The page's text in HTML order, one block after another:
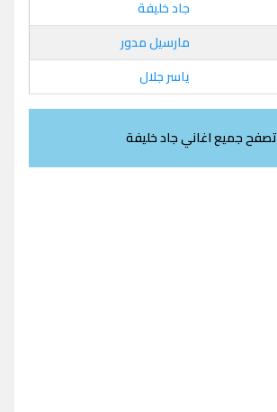
جاد خليفة
مارسيل مدور
ياسر جلال
تصفح جميع اغاني جاد خليفة